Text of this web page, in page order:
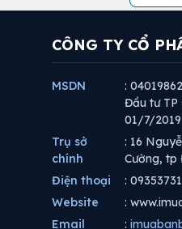
CÔNG TY CỔ
MSDN
:
Đầu tư
01/7/2019
Trụ sở
chính
: 16
Cường,
Điện thoại
:
Website
:
Email
: